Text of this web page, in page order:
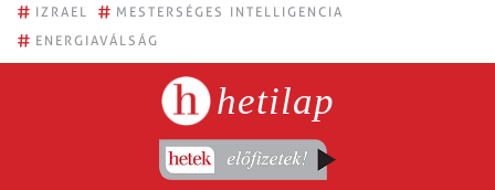
# IZRAEL # MESTERSÉGES INTELLIGENCIA
# ENERGIAVÁLSÁG
hetilap